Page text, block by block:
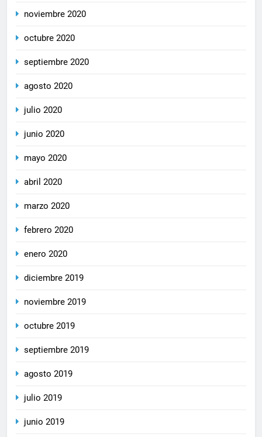
noviembre 2020
octubre 2020
septiembre 2020
agosto 2020
julio 2020
junio 2020
mayo 2020
abril 2020
marzo 2020
febrero 2020
enero 2020
diciembre 2019
noviembre 2019
octubre 2019
septiembre 2019
agosto 2019
julio 2019
junio 2019